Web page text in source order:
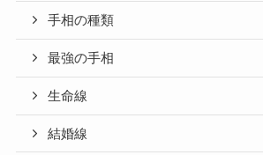
手相の種類
最強の手相
生命線
結婚線